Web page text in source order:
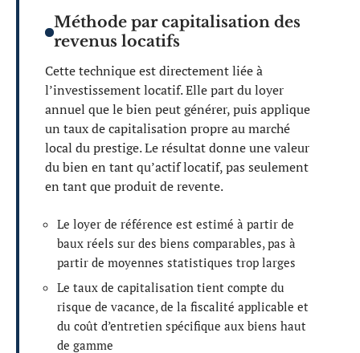
Méthode par capitalisation des
revenus locatifs
Cette technique est directement liée à
l’investissement locatif. Elle part du loyer
annuel que le bien peut générer, puis applique
un taux de capitalisation propre au marché
local du prestige. Le résultat donne une valeur
du bien en tant qu’actif locatif, pas seulement
en tant que produit de revente.
Le loyer de référence est estimé à partir de
baux réels sur des biens comparables, pas à
partir de moyennes statistiques trop larges
Le taux de capitalisation tient compte du
risque de vacance, de la fiscalité applicable et
du coût d’entretien spécifique aux biens haut
de gamme